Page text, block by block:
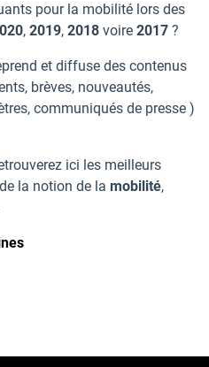
pour la mobilité lors des
, 2019, 2018 voire 2017 ?
et diffuse des contenus
brèves, nouveautés,
communiqués de presse )
ici les meilleurs
la notion de la mobilité,